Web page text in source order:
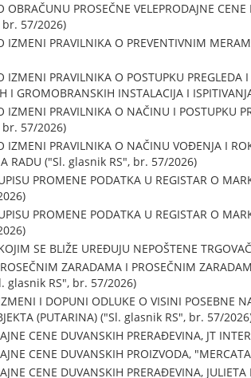
OBRAČUNU PROSEČNE VELEPRODAJNE
57/2026)
IZMENI PRAVILNIKA O PREVENTIVNIM
IZMENI PRAVILNIKA O POSTUPKU PREGLEDA
I GROMOBRANSKIH INSTALACIJA I
IZMENI PRAVILNIKA O NAČINU I POSTUPKU
57/2026)
IZMENI PRAVILNIKA O NAČINU VOĐENJA I
RADU ("Sl. glasnik RS", br. 57/2026)
PROMENE PODATKA U REGISTAR O
PROMENE PODATKA U REGISTAR O
SE BLIŽE UREĐUJU NEPOŠTENE
ZARADAMA I PROSEČNIM
glasnik RS", br. 57/2026)
I DOPUNI ODLUKE O VISINI POSEBNE
(PUTARINA) ("Sl. glasnik RS", br. 57/
CENE DUVANSKIH PRERAĐEVINA, JT
CENE DUVANSKIH PROIZVODA,
CENE DUVANSKIH PRERAĐEVINA,